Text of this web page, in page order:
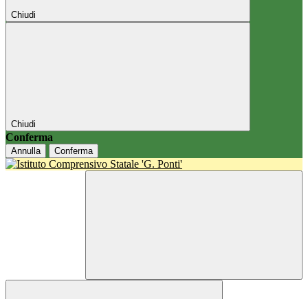
Chiudi
Chiudi
Conferma
Annulla Conferma